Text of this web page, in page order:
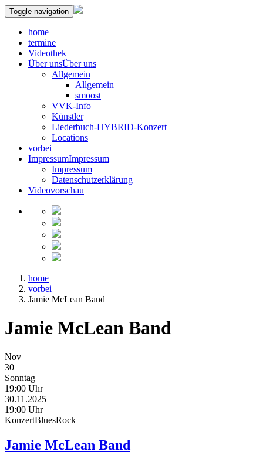
Toggle navigation
home
termine
Videothek
Über unsÜber uns
Allgemein
Allgemein
smoost
VVK-Info
Künstler
Liederbuch-HYBRID-Konzert
Locations
vorbei
ImpressumImpressum
Impressum
Datenschutzerklärung
Videovorschau
home
vorbei
Jamie McLean Band
Jamie McLean Band
Nov
30
Sonntag
19:00 Uhr
30.11.2025
19:00 Uhr
KonzertBluesRock
Jamie McLean Band